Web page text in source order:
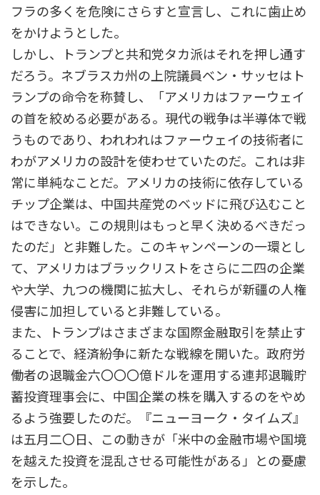
フラの多くを危険にさらすと宣言し、これに歯止め
をかけようとした。
しかし、トランプと共和党タカ派はそれを押し通す
だろう。ネブラスカ州の上院議員ベン・サッセはト
ランプの命令を称賛し、「アメリカはファーウェイ
の首を絞める必要がある。現代の戦争は半導体で戦
うものであり、われわれはファーウェイの技術者に
わがアメリカの設計を使わせていたのだ。これは非
常に単純なことだ。アメリカの技術に依存している
チップ企業は、中国共産党のベッドに飛び込むこと
はできない。この規則はもっと早く決めるべきだっ
たのだ」と非難した。このキャンペーンの一環とし
て、アメリカはブラックリストをさらに二四の企業
や大学、九つの機関に拡大し、それらが新疆の人権
侵害に加担していると非難している。
また、トランプはさまざまな国際金融取引を禁止す
ることで、経済紛争に新たな戦線を開いた。政府労
働者の退職金六〇〇〇億ドルを運用する連邦退職貯
蓄投資理事会に、中国企業の株を購入するのをやめ
るよう強要したのだ。『ニューヨーク・タイムズ』
は五月二〇日、この動きが「米中の金融市場や国境
を越えた投資を混乱させる可能性がある」との憂慮
を示した。